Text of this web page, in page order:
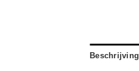
Beschrijving